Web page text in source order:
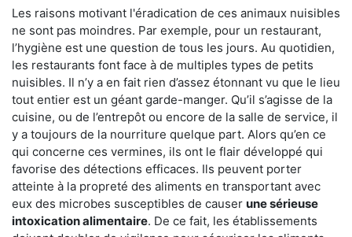
Les raisons motivant l'éradication de ces animaux nuisibles
ne sont pas moindres. Par exemple, pour un restaurant,
l’hygiène est une question de tous les jours. Au quotidien,
les restaurants font face à de multiples types de petits
nuisibles. Il n’y a en fait rien d’assez étonnant vu que le lieu
tout entier est un géant garde-manger. Qu’il s’agisse de la
cuisine, ou de l’entrepôt ou encore de la salle de service, il
y a toujours de la nourriture quelque part. Alors qu’en ce
qui concerne ces vermines, ils ont le flair développé qui
favorise des détections efficaces. Ils peuvent porter
atteinte à la propreté des aliments en transportant avec
eux des microbes susceptibles de causer une sérieuse
intoxication alimentaire. De ce fait, les établissements